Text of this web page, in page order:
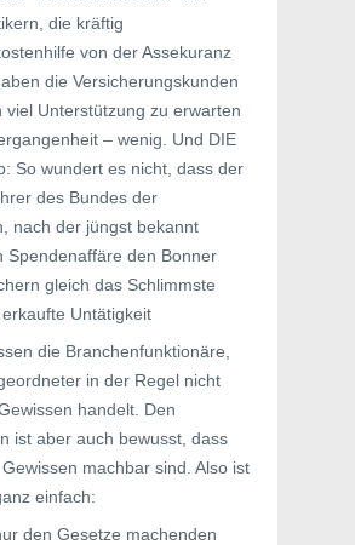
die kräftig
von der Assekuranz
die Versicherungskunden
viel Unterstützung zu erwarten
– wenig. Und DIE
So wundert es nicht, dass der
des Bundes der
nach der jüngst bekannt
Spendenaffäre den Bonner
gleich das Schlimmste
Untätigkeit
die Branchenfunktionäre,
in der Regel nicht
handelt. Den
ist aber auch bewusst, dass
machbar sind. Also ist
einfach:
den Gesetze machenden